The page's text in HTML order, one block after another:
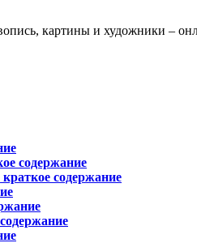
содержание
содержание